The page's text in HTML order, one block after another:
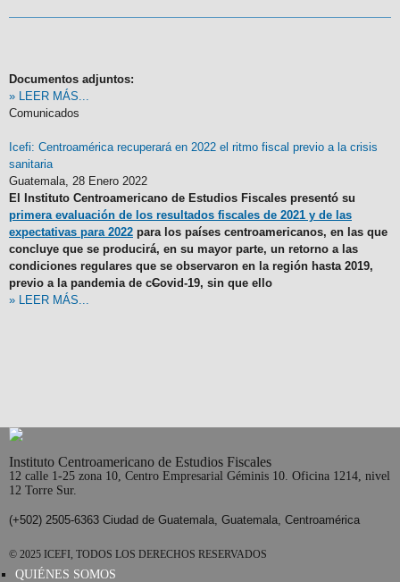
Documentos adjuntos:
» LEER MÁS...
Comunicados
Icefi: Centroamérica recuperará en 2022 el ritmo fiscal previo a la crisis
sanitaria
Guatemala, 28 Enero 2022
El Instituto Centroamericano de Estudios Fiscales presentó su
primera evaluación de los resultados fiscales de 2021 y de las
expectativas para 2022 para los países centroamericanos, en las que
concluye que se producirá, en su mayor parte, un retorno a las
condiciones regulares que se observaron en la región hasta 2019,
previo a la pandemia de cCovid-19, sin que ello
» LEER MÁS...
Instituto Centroamericano de Estudios Fiscales
12 calle 1-25 zona 10, Centro Empresarial Géminis 10. Oficina 1214, nivel
12 Torre Sur.
(+502) 2505-6363 Ciudad de Guatemala, Guatemala, Centroamérica
© 2025 ICEFI, TODOS LOS DERECHOS RESERVADOS
QUIÉNES SOMOS